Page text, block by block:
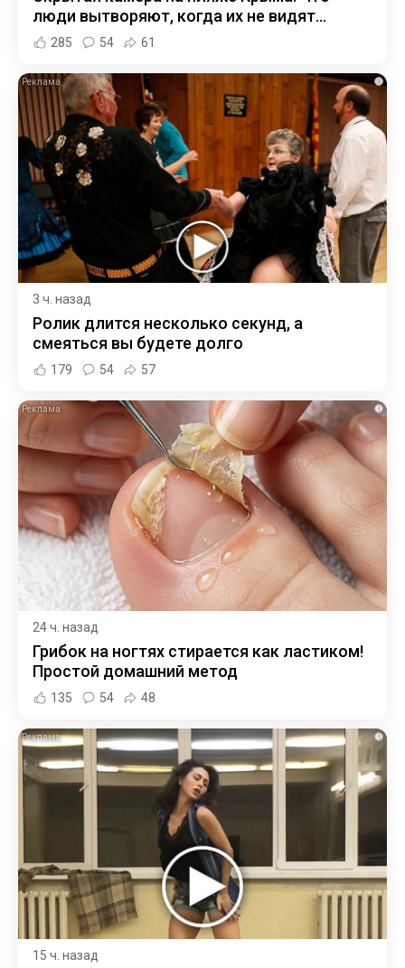
люди вытворяют, когда их не видят...
285 54 61
i
3 ч. назад
Ролик длится несколько секунд, а
смеяться вы будете долго
179 54 57
i
24 ч. назад
Грибок на ногтях стирается как ластиком!
Простой домашний метод
135 54 48
i
15 ч. назад